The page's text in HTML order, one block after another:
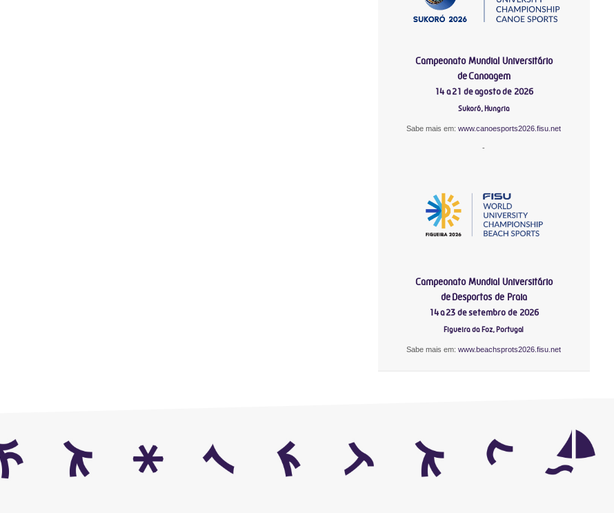
Campeonato Mundial Universitário
de Canoagem
14 a 21 de agosto de 2026
Sukoró, Hungria
Sabe mais em:www.canoesports2026.fisu.net
-
Campeonato Mundial Universitário
de Desportos de Praia
14 a 23 de setembro de 2026
Figueira da Foz, Portugal
Sabe mais em:www.beachsprots2026.fisu.net